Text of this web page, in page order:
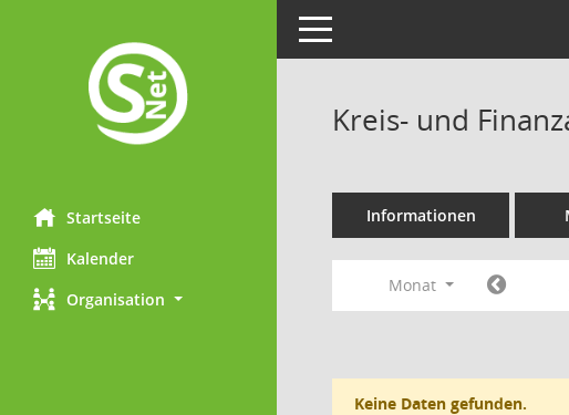
Startseite
Kalender
Organisation
Toggle navigation
Kreis- und
Informationen
Monat
Keine Daten gefunden.